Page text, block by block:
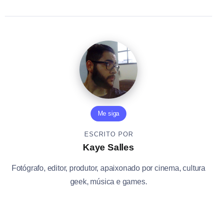
Me siga
ESCRITO POR
Kaye Salles
Fotógrafo, editor, produtor, apaixonado por cinema, cultura
geek, música e games.